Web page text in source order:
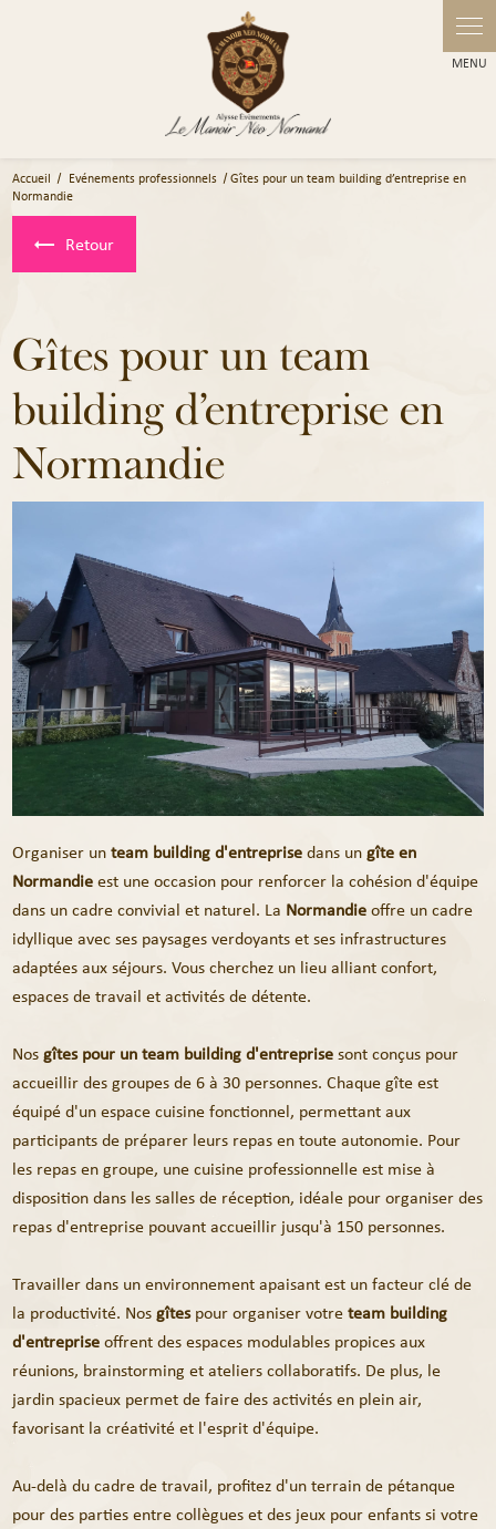
Accueil Evénements professionnels
Gîtes pour un team building d’entreprise en
Normandie
Retour
Gîtes pour un team
building d’entreprise en
Normandie
Organiser unteam building d'entreprisedans ungîte en
Normandieest une occasion pour renforcer la cohésion d'équipe
dans un cadre convivial et naturel. La Normandieoffre un cadre
idyllique avec ses paysages verdoyants et ses infrastructures
adaptées aux séjours. Vous cherchez un lieu alliant confort,
espaces de travail et activités de détente.
Nosgîtes pour un team building d'entreprisesont conçus pour
accueillir des groupes de 6 à 30 personnes. Chaque gîte est
équipé d'un espace cuisine fonctionnel, permettant aux
participants de préparer leurs repas en toute autonomie. Pour
les repas en groupe, une cuisine professionnelle est mise à
disposition dans les salles de réception, idéale pour organiser des
repas d'entreprise pouvant accueillir jusqu'à 150 personnes.
Travailler dans un environnement apaisant est un facteur clé de
la productivité. Nosgîtespour organiser votreteam building
d'entrepriseoffrent des espaces modulables propices aux
réunions, brainstorming et ateliers collaboratifs. De plus, le
jardin spacieux permet de faire des activités en plein air,
favorisant la créativité et l'esprit d'équipe.
Au-delà du cadre de travail, profitez d'un terrain de pétanque
pour des parties entre collègues et des jeux pour enfants si votre